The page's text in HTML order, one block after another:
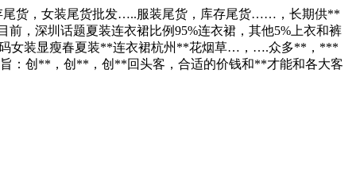
尾货，女装尾货批发…..服装尾货，库存尾货……，长期供**
深圳话题夏装连衣裙比例95%连衣裙，其他5%上衣和裤
码女装显瘦春夏装**连衣裙杭州**花烟草…，….众多**，***
：创**，创**，创**回头客，合适的价钱和**才能和各大客